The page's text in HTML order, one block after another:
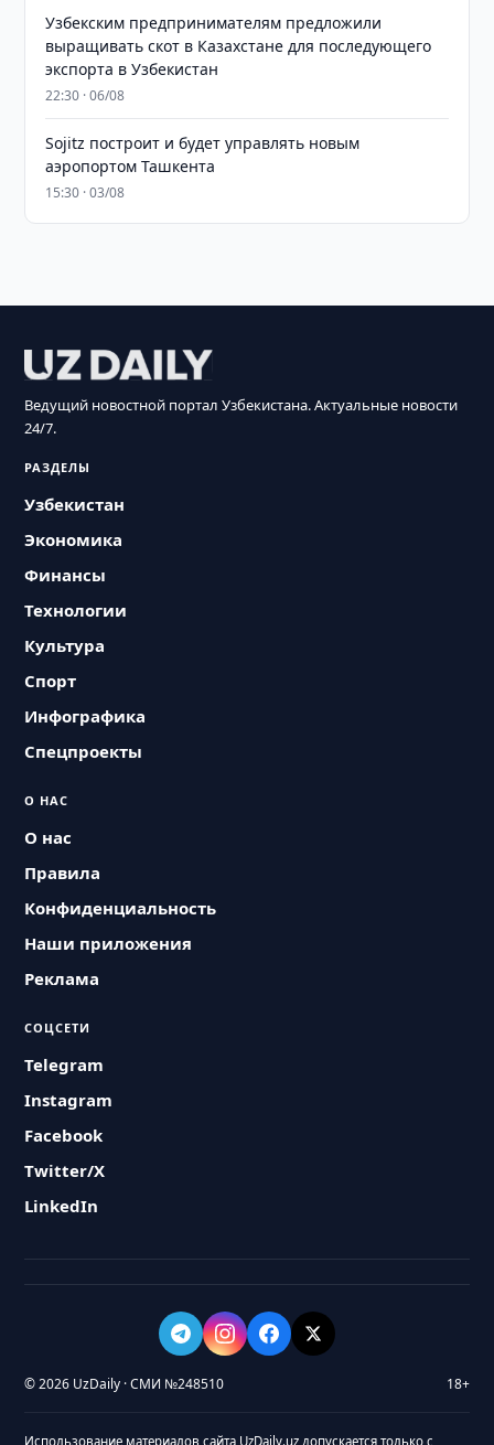
Узбекским предпринимателям предложили
выращивать скот в Казахстане для последующего
экспорта в Узбекистан
22:30 · 06/08
Sojitz построит и будет управлять новым
аэропортом Ташкента
15:30 · 03/08
Ведущий новостной портал Узбекистана. Актуальные новости
24/7.
РАЗДЕЛЫ
Узбекистан
Экономика
Финансы
Технологии
Культура
Спорт
Инфографика
Спецпроекты
О НАС
О нас
Правила
Конфиденциальность
Наши приложения
Реклама
СОЦСЕТИ
Telegram
Instagram
Facebook
Twitter/X
LinkedIn
© 2026 UzDaily · СМИ №248510 18+
Использование материалов сайта UzDaily.uz допускается только с